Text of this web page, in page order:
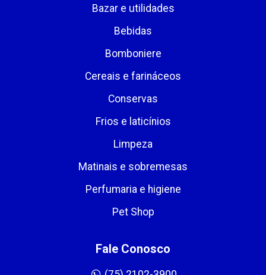
Bazar e utilidades
Bebidas
Bomboniere
Cereais e farináceos
Conservas
Frios e laticínios
Limpeza
Matinais e sobremesas
Perfumaria e higiene
Pet Shop
Fale Conosco